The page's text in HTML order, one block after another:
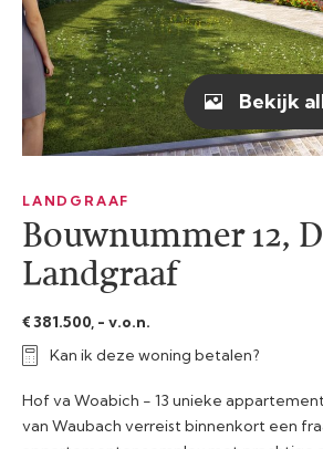
LANDGRAAF
Bouwnummer 12,
Landgraaf
€ 381.500, - v.o.n.
Kan ik deze woning betalen?
Hof va Woabich - 13 unieke
van Waubach verreist binnenkort een
Bekijk